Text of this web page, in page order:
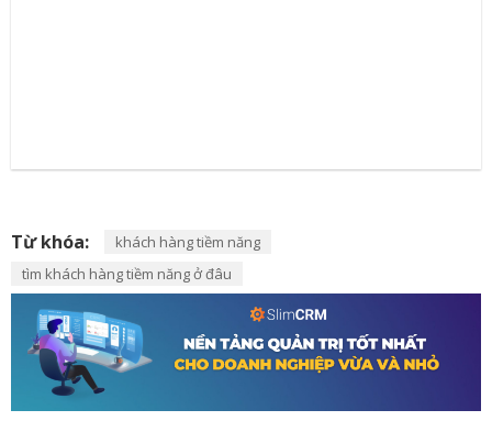
Từ khóa:
khách hàng tiềm năng
tìm khách hàng tiềm năng ở đâu